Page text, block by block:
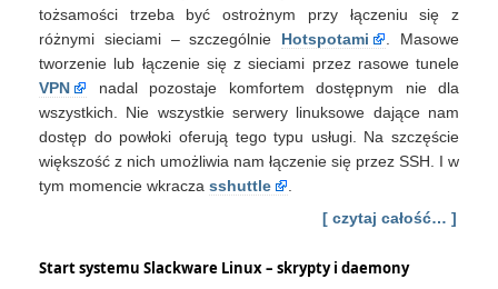
tożsamości trzeba być ostrożnym przy łączeniu się z
różnymi sieciami – szczególnie Hotspotami
. Masowe
tworzenie lub łączenie się z sieciami przez rasowe tunele
VPN
nadal pozostaje komfortem dostępnym nie dla
wszystkich. Nie wszystkie serwery linuksowe dające nam
dostęp do powłoki oferują tego typu usługi. Na szczęście
większość z nich umożliwia nam łączenie się przez SSH. I w
tym momencie wkracza sshuttle
[ czytaj całość… ]
Start systemu Slackware Linux – skrypty i daemony